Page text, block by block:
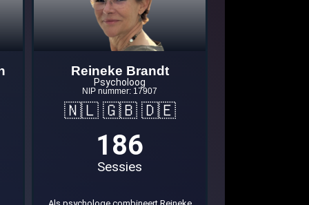
Reineke Brandt
Psycholoog
NIP nummer: 17907
🇳🇱 🇬🇧 🇩🇪
Sessies
186